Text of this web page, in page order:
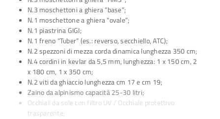
N.3 moschettoni a ghiera “base”;
N.1 moschettone a ghiera “ovale”;
N.1 piastrina GIGI;
N.1 freno “Tuber” (es.: reverso, secchiello, ATC);
N.2 spezzoni di mezza corda dinamica lunghezza 350 cm;
N.4 cordini in kevlar da 5,5 mm, lunghezza: 1 x 150 cm, 2
x 180 cm, 1 x 350 cm;
N.2 viti da ghiaccio lunghezza cm 17 e cm 19;
Zaino da alpinismo capacità 25-30 litri;
Occhiali da sole con filtro UV / Occhiale protettivo
trasparente;